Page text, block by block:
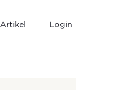
Artikel Login